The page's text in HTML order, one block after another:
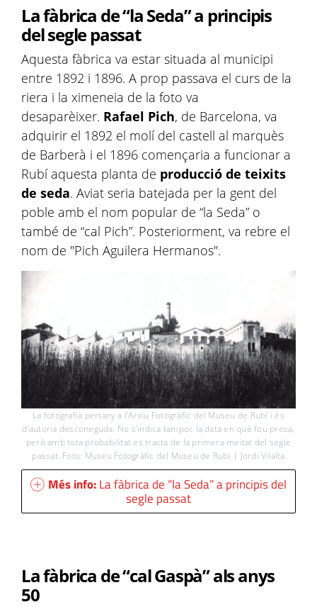
La fàbrica de “la Seda” a principis
del segle passat
Aquesta fàbrica va estar situada al municipi
entre 1892 i 1896. A prop passava el curs de la
riera i la ximeneia de la foto va
desaparèixer. Rafael Pich, de Barcelona, va
adquirir el 1892 el molí del castell al marquès
de Barberà i el 1896 començaria a funcionar a
Rubí aquesta planta de producció de teixits
de seda. Aviat seria batejada per la gent del
poble amb el nom popular de “la Seda” o
també de “cal Pich”. Posteriorment, va rebre el
nom de "Pich Aguilera Hermanos".
La fotografia pertany a l’Arxiu Fotogràfic del Museu de Rubí i és
d’autoria desconeguda. No s’indica tampoc la data en què fou presa,
però amb tota probabilitat es tracta de la primera meitat del segle
passat. Foto: Museu Fotogràfic del Museu de Rubi | Jordi Vilalta
Més info:La fàbrica de “la Seda” a principis del
segle passat
La fàbrica de “cal Gaspà” als anys
50